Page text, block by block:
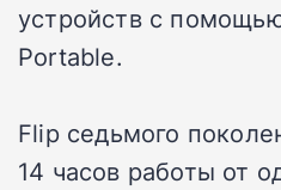
устройств с
Portable.
Flip седьмого
14 часов работы от